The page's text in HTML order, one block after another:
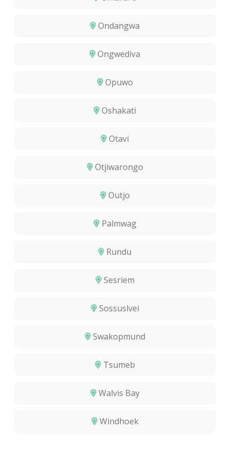
Ondangwa
Ongwediva
Opuwo
Oshakati
Otavi
Otjiwarongo
Outjo
Palmwag
Rundu
Sesriem
Sossuslvei
Swakopmund
Tsumeb
Walvis Bay
Windhoek